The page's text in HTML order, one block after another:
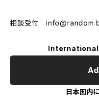
相談受付
日本国内